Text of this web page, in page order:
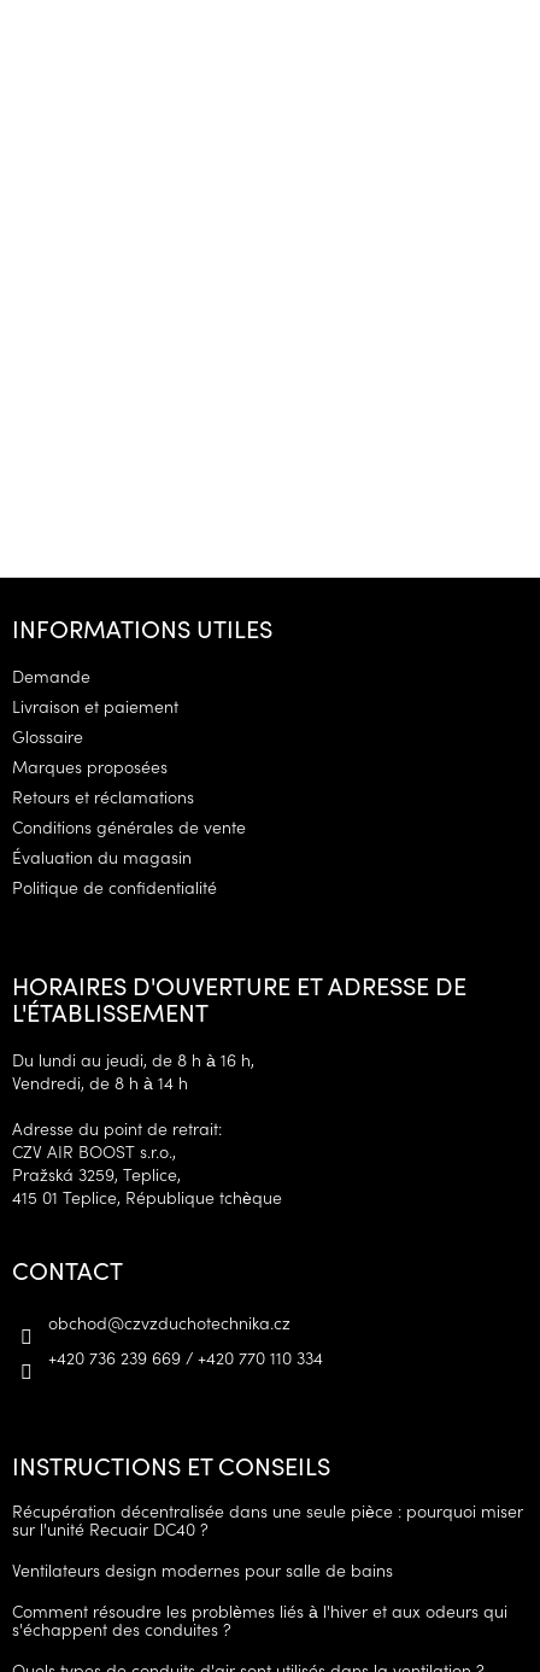
P
p
INFORMATIONS UTILES
Demande
Livraison et paiement
Glossaire
Marques proposées
Retours et réclamations
Conditions générales de vente
Évaluation du magasin
Politique de confidentialité
HORAIRES D'OUVERTURE ET ADRESSE DE
L'ÉTABLISSEMENT
Du lundi au jeudi, de 8 h à 16 h,
Vendredi, de 8 h à 14 h
Adresse du point de retrait:
CZV AIR BOOST s.r.o.,
Pražská 3259, Teplice,
415 01 Teplice, République tchèque
CONTACT
obchod@czvzduchotechnika.cz
+420 736 239 669 / +420 770 110 334
INSTRUCTIONS ET CONSEILS
Récupération décentralisée dans une seule pièce : pourquoi miser
sur l'unité Recuair DC40 ?
Ventilateurs design modernes pour salle de bains
Comment résoudre les problèmes liés à l'hiver et aux odeurs qui
s'échappent des conduites ?